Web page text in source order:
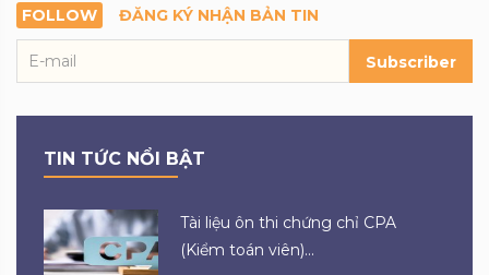
FOLLOW ĐĂNG KÝ NHẬN BẢN TIN
Subscriber
TIN TỨC NỔI BẬT
Tài liệu ôn thi chứng chỉ CPA
(Kiểm toán viên)...